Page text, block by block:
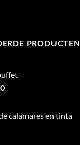
PRODUCTEN
calamares en tinta